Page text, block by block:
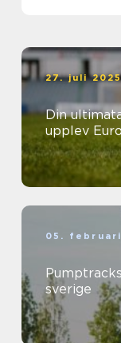
27. juli
Din
upplev
05. februari
sverige